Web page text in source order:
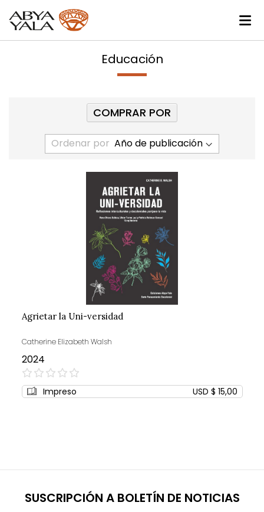
Educación
Ordenar por
Agrietar la Uni-versidad
Catherine Elizabeth Walsh
2024
0%
Impreso USD $ 15,00
COMPRAR POR
SUSCRIPCIÓN A BOLETÍN DE NOTICIAS